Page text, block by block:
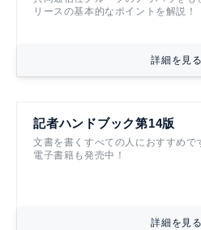
リースの基本的なポイントを解説！
詳細を見る
記者ハンドブック第14版
文書を書くすべての人におすすめで
電子書籍も発売中！
詳細を見る